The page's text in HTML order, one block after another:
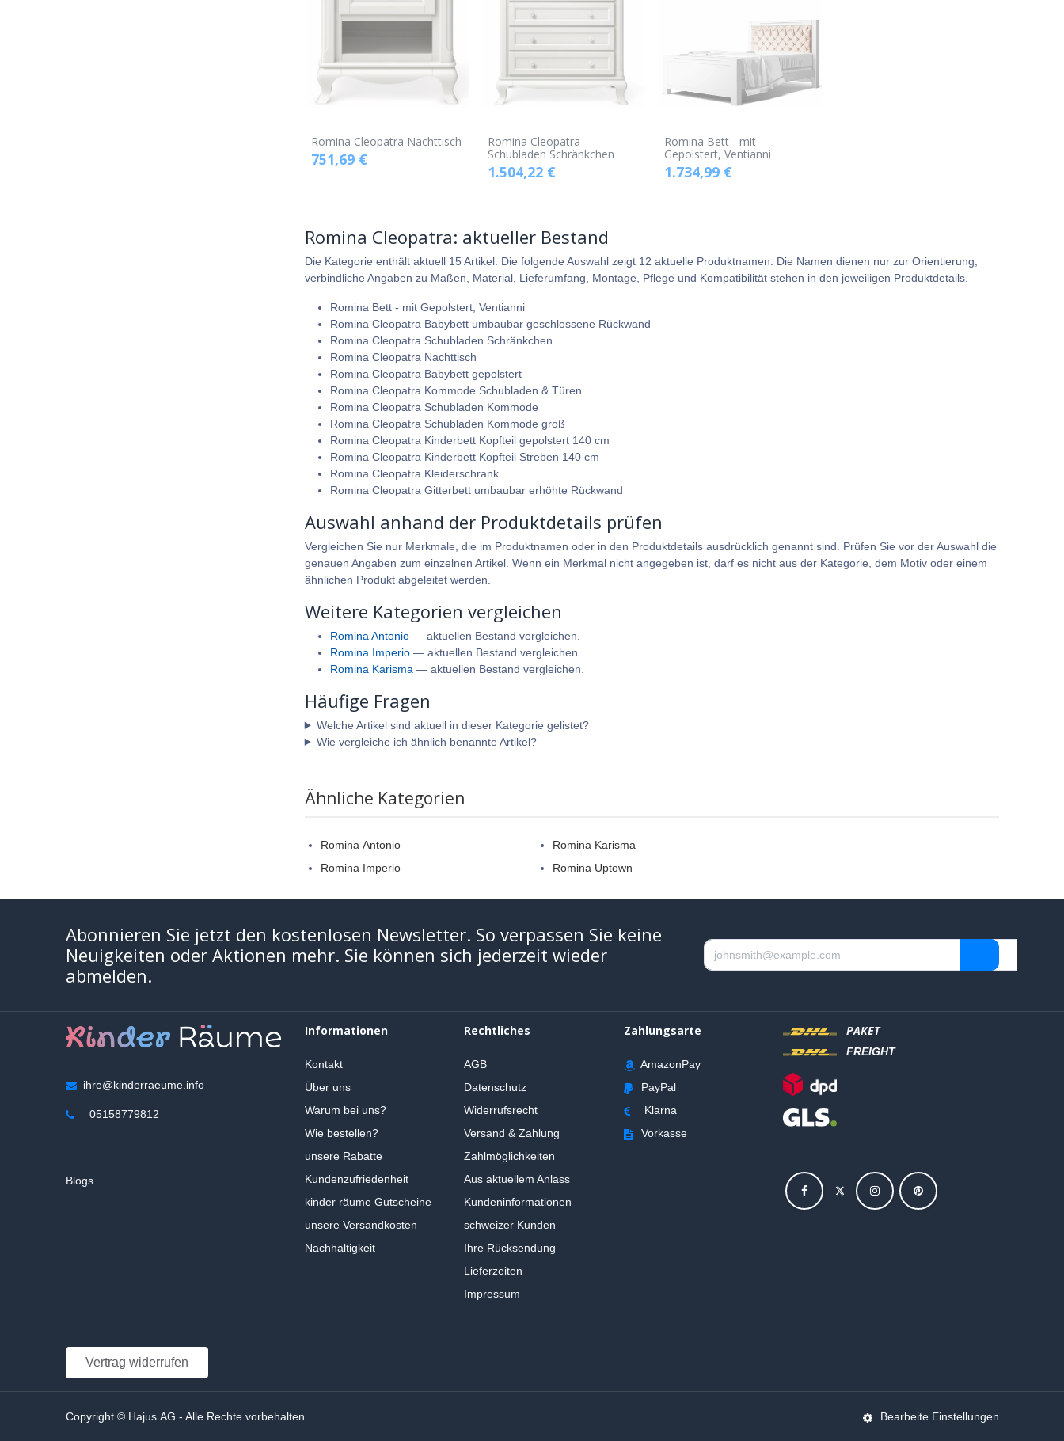
Romina Cleopatra Nachttisch
751,69€
Romina Cleopatra
Schubladen Schränkchen
1.504,22€
Romina Bett - mit
Gepolstert, Ventianni
1.734,99 €
Romina Cleopatra: aktueller Bestand
Die Kategorie enthält aktuell 15 Artikel. Die folgende Auswahl zeigt 12 aktuelle Produktnamen. Die Namen dienen nur zur Orientierung;
verbindliche Angaben zu Maßen, Material, Lieferumfang, Montage, Pflege und Kompatibilität stehen in den jeweiligen Produktdetails.
Romina Bett - mit Gepolstert, Ventianni
Romina Cleopatra Babybett umbaubar geschlossene Rückwand
Romina Cleopatra Schubladen Schränkchen
Romina Cleopatra Nachttisch
Romina Cleopatra Babybett gepolstert
Romina Cleopatra Kommode Schubladen & Türen
Romina Cleopatra Schubladen Kommode
Romina Cleopatra Schubladen Kommode groß
Romina Cleopatra Kinderbett Kopfteil gepolstert 140 cm
Romina Cleopatra Kinderbett Kopfteil Streben 140 cm
Romina Cleopatra Kleiderschrank
Romina Cleopatra Gitterbett umbaubar erhöhte Rückwand
Auswahl anhand der Produktdetails prüfen
Vergleichen Sie nur Merkmale, die im Produktnamen oder in den Produktdetails ausdrücklich genannt sind. Prüfen Sie vor der Auswahl die
genauen Angaben zum einzelnen Artikel. Wenn ein Merkmal nicht angegeben ist, darf es nicht aus der Kategorie, dem Motiv oder einem
ähnlichen Produkt abgeleitet werden.
Weitere Kategorien vergleichen
Romina Antonio— aktuellen Bestand vergleichen.
Romina Imperio— aktuellen Bestand vergleichen.
Romina Karisma — aktuellen Bestand vergleichen.
Häufige Fragen
Welche Artikel sind aktuell in dieser Kategorie gelistet?
Wie vergleiche ich ähnlich benannte Artikel?
Ähnliche Kategorien
Romina Antonio
Romina Imperio
Romina Karisma
Romina Uptown
Abonnieren Sie jetzt den kostenlosen Newsletter. So verpassen Sie keine
Neuigkeiten oder Aktionen mehr. Sie können sich jederzeit wieder
abmelden.
ihre@kinderraeume.info
05158779812
Blogs
Informationen
Kontakt
Über uns
Warum bei uns?
Wie bestellen?
unsere Rabatte
Kundenzufriedenheit
kinder räume Gutscheine
unsere Versandkosten
Nachhaltigkeit
Rechtliches
AGB
Datenschutz
Widerrufsrecht
Versand & Zahlung
Zahlmöglichkeiten
Aus aktuellem Anlass
Kundeninformationen
schweizer Kunden
Ihre Rücksendung
Lieferzeiten
Impressum
Zahlungsarte
AmazonPay
PayPal
Klarna
Vorkasse
PAKET
FREIGHT
Vertrag widerrufen
Copyright © Hajus AG - Alle Rechte vorbehalten Bearbeite Einstellungen